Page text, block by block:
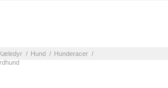
/ Hund / Hunderacer /